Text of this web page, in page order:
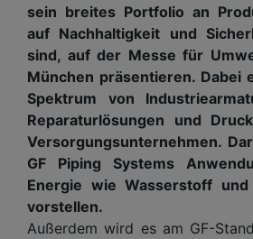
sein breites Portfolio an
auf Nachhaltigkeit und
sind, auf der Messe für
München präsentieren. Dabei
Spektrum von
Reparaturlösungen und
Versorgungsunternehmen.
GF Piping Systems
Energie wie Wasserstoff
vorstellen.
Außerdem wird es am GF-